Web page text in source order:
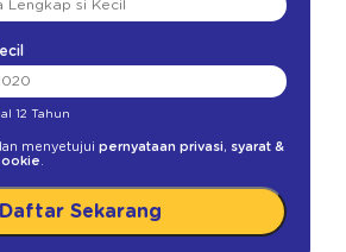
12 Tahun
menyetujui pernyataan privasi, syarat &
.
Daftar Sekarang